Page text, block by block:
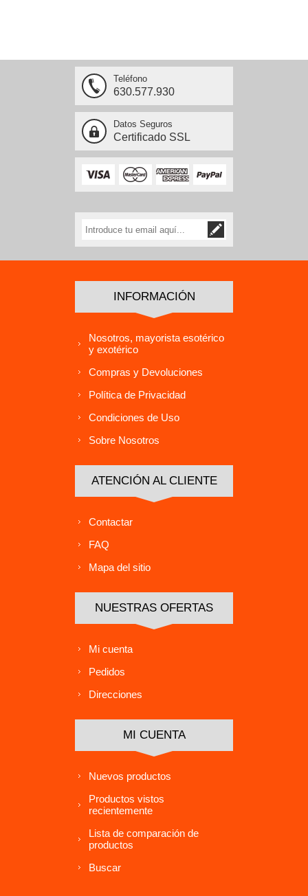
Teléfono
630.577.930
Datos Seguros
Certificado SSL
INFORMACIÓN
Nosotros, mayorista esotérico
y exotérico
Compras y Devoluciones
Política de Privacidad
Condiciones de Uso
Sobre Nosotros
ATENCIÓN AL CLIENTE
Contactar
FAQ
Mapa del sitio
NUESTRAS OFERTAS
Mi cuenta
Pedidos
Direcciones
MI CUENTA
Nuevos productos
Productos vistos
recientemente
Lista de comparación de
productos
Buscar